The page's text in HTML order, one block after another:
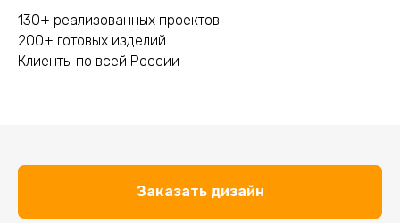
130+ реализованных проектов
200+ готовых изделий
Клиенты по всей России
Заказать дизайн